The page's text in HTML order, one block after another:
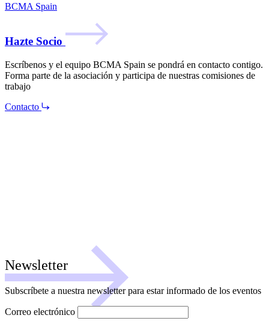
BCMA Spain
Hazte Socio
Escríbenos y el equipo BCMA Spain se pondrá en contacto contigo.
Forma parte de la asociación y participa de nuestras comisiones de
trabajo
Contacto
Newsletter
Subscríbete a nuestra newsletter para estar informado de los eventos
Correo electrónico